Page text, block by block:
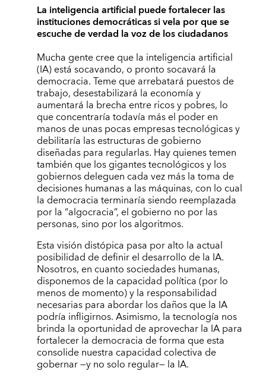
La inteligencia artificial puede fortalecer las
instituciones democráticas si vela por que se
escuche de verdad la voz de los ciudadanos
Mucha gente cree que la inteligencia artificial
(IA) está socavando, o pronto socavará la
democracia. Teme que arrebatará puestos de
trabajo, desestabilizará la economía y
aumentará la brecha entre ricos y pobres, lo
que concentraría todavía más el poder en
manos de unas pocas empresas tecnológicas y
debilitaría las estructuras de gobierno
diseñadas para regularlas. Hay quienes temen
también que los gigantes tecnológicos y los
gobiernos deleguen cada vez más la toma de
decisiones humanas a las máquinas, con lo cual
la democracia terminaría siendo reemplazada
por la “algocracia”, el gobierno no por las
personas, sino por los algoritmos.
Esta visión distópica pasa por alto la actual
posibilidad de definir el desarrollo de la IA.
Nosotros, en cuanto sociedades humanas,
disponemos de la capacidad política (por lo
menos de momento) y la responsabilidad
necesarias para abordar los daños que la IA
podría infligirnos. Asimismo, la tecnología nos
brinda la oportunidad de aprovechar la IA para
fortalecer la democracia de forma que esta
consolide nuestra capacidad colectiva de
gobernar —y no solo regular— la IA.